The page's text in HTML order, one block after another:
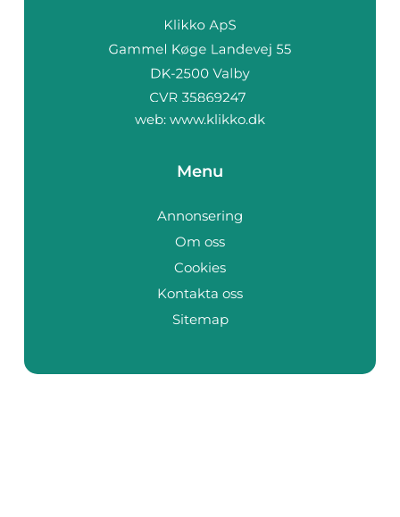
web: www.klikko.dk
Menu
Annonsering
Om oss
Cookies
Kontakta oss
Sitemap